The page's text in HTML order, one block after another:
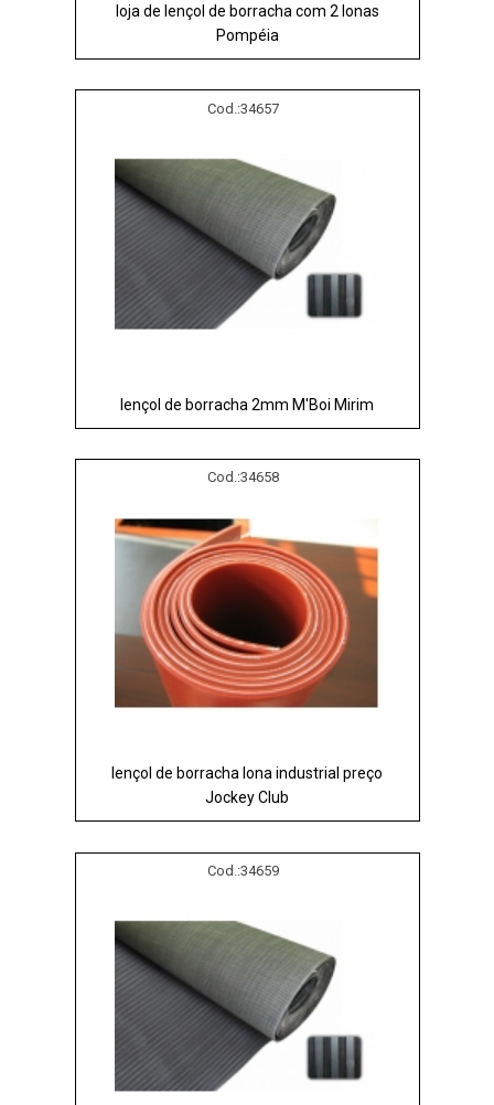
loja de lençol de borracha com 2 lonas
Pompéia
Cod.:34657
lençol de borracha 2mm M'Boi Mirim
Cod.:34658
lençol de borracha lona industrial preço
Jockey Club
Cod.:34659